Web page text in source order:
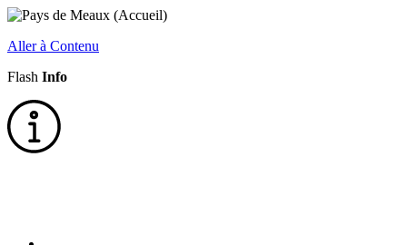
Aller à Contenu
Flash Info